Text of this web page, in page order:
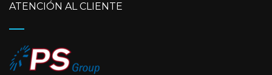
ATENCIÓN AL CLIENTE